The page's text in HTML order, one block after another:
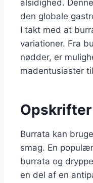
alsidighed.
den globale
I takt med at
variationer. Fra
nødder, er
madentusiaster
Burrata kan
smag. En
burrata og
en del af en